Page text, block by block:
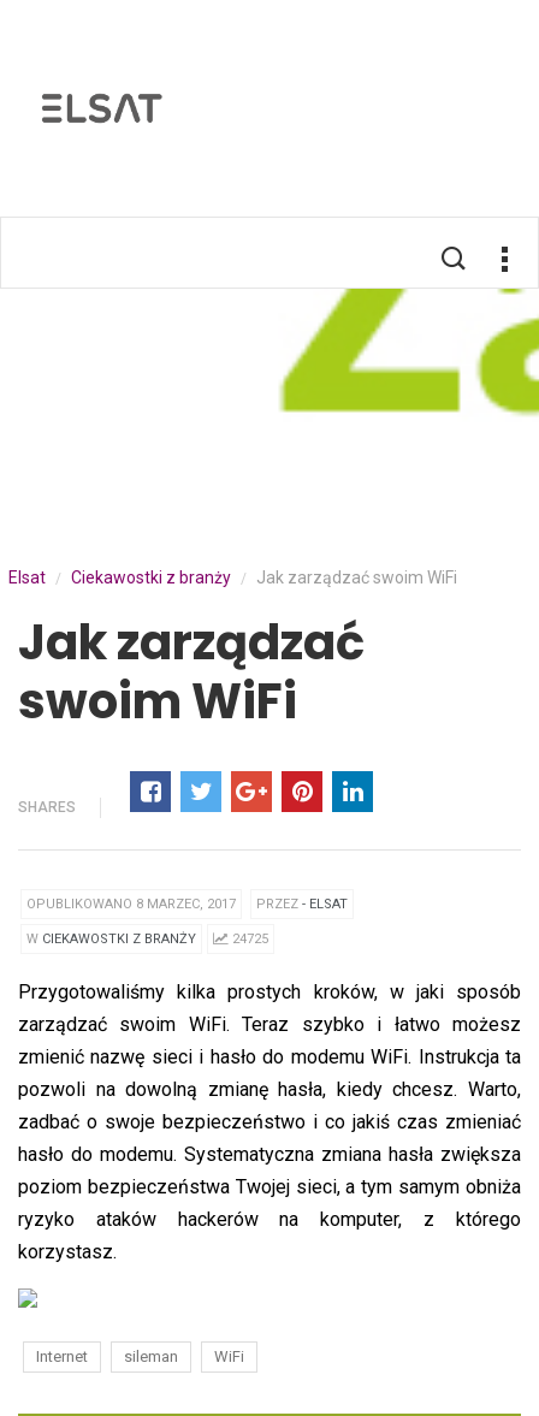
Elsat / Ciekawostki z branży / Jak zarządzać swoim WiFi
Jak zarządzać
swoim WiFi
SHARES
OPUBLIKOWANO 8 MARZEC, 2017 PRZEZ - ELSAT
W CIEKAWOSTKI Z BRANŻY 24725
Przygotowaliśmy kilka prostych kroków, w jaki sposób
zarządzać swoim WiFi. Teraz szybko i łatwo możesz
zmienić nazwę sieci i hasło do modemu WiFi. Instrukcja ta
pozwoli na dowolną zmianę hasła, kiedy chcesz. Warto,
zadbać o swoje bezpieczeństwo i co jakiś czas zmieniać
hasło do modemu. Systematyczna zmiana hasła zwiększa
poziom bezpieczeństwa Twojej sieci, a tym samym obniża
ryzyko ataków hackerów na komputer, z którego
korzystasz.
Internet sileman WiFi